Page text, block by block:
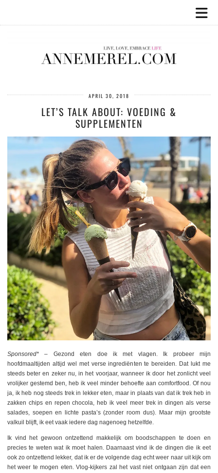
APRIL 30, 2018
LET’S TALK ABOUT: VOEDING &
SUPPLEMENTEN
Sponsored* – Gezond eten doe ik met vlagen. Ik probeer mijn
hoofdmaaltijden altijd wel met verse ingrediënten te bereiden. Dat lukt me
steeds beter en zeker nu, in het voorjaar, wanneer ik door het zonlicht veel
vrolijker gestemd ben, heb ik veel minder behoefte aan comfortfood. Of nou
ja, ik heb nog steeds trek in lekker eten, maar in plaats van dat ik trek heb in
zakken chips en repen chocola, heb ik veel meer trek in dingen als verse
salades, soepen en lichte pasta’s (zonder room dus). Maar mijn grootste
valkuil blijft, ik eet vaak iedere dag nagenoeg hetzelfde.
Ik vind het gewoon ontzettend makkelijk om boodschappen te doen en
precies te weten wat ik moet halen. Daarnaast vind ik de dingen die ik eet
ook zo ontzettend lekker, dat ik er de volgende dag echt weer naar uit kijk om
het weer te mogen eten. Vlog-kijkers zal het vast niet ontgaan zijn dat een